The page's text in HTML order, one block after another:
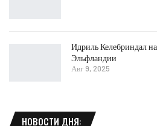
Идриль Келебриндал
Эльфландии
Авг 9, 2025
НОВОСТИ ДНЯ: